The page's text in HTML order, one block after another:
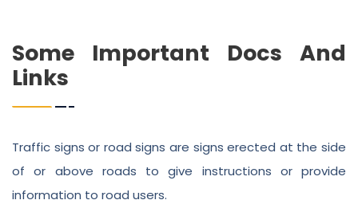
Some Important Docs And
Links
Traffic signs or road signs are signs erected at the side
of or above roads to give instructions or provide
information to road users.